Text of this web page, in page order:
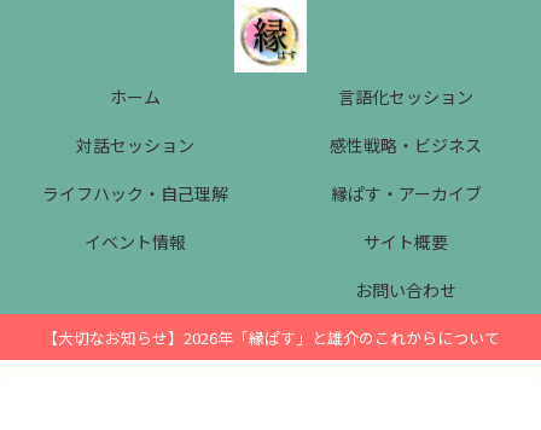
ホーム
言語化セッション
対話セッション
感性戦略・ビジネス
ライフハック・自己理解
縁ぱす・アーカイブ
イベント情報
サイト概要
お問い合わせ
【大切なお知らせ】2026年「縁ぱす」と雄介のこれからについて